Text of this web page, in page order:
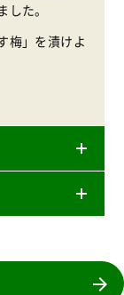
た。
梅」を漬けよ